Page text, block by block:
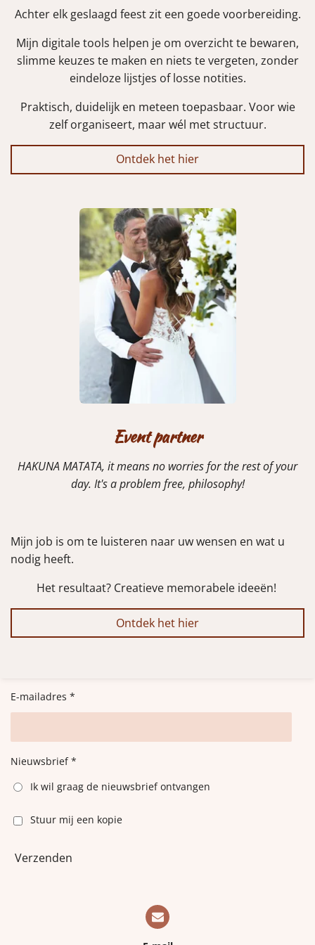
Achter elk geslaagd feest zit een goede voorbereiding.
Mijn digitale tools helpen je om overzicht te bewaren,
slimme keuzes te maken en niets te vergeten, zonder
eindeloze lijstjes of losse notities.
Praktisch, duidelijk en meteen toepasbaar. Voor wie
zelf organiseert, maar wél met structuur.
Ontdek het hier
Event partner
HAKUNA MATATA, it means no worries for the rest of your
day. It's a problem free, philosophy!
Mijn job is om te luisteren naar uw wensen en wat u
nodig heeft.
Het resultaat? Creatieve memorabele ideeën!
Ontdek het hier
E-mailadres *
Nieuwsbrief *
Ik wil graag de nieuwsbrief ontvangen
Stuur mij een kopie
Verzenden